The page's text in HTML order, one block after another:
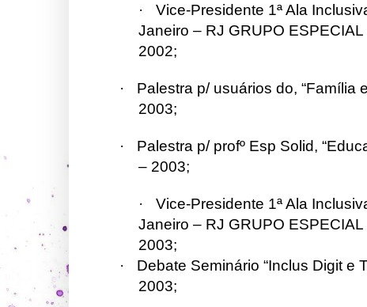
·
Vice-Presidente 1ª Ala
Janeiro – RJ GRUPO
2002;
·
Palestra p/ usuários do, “Família
2003;
·
Palestra p/ profº Esp Solid,
– 2003;
·
Vice-Presidente 1ª Ala
Janeiro – RJ GRUPO
2003;
·
Debate Seminário “Inclus Digit e
2003;